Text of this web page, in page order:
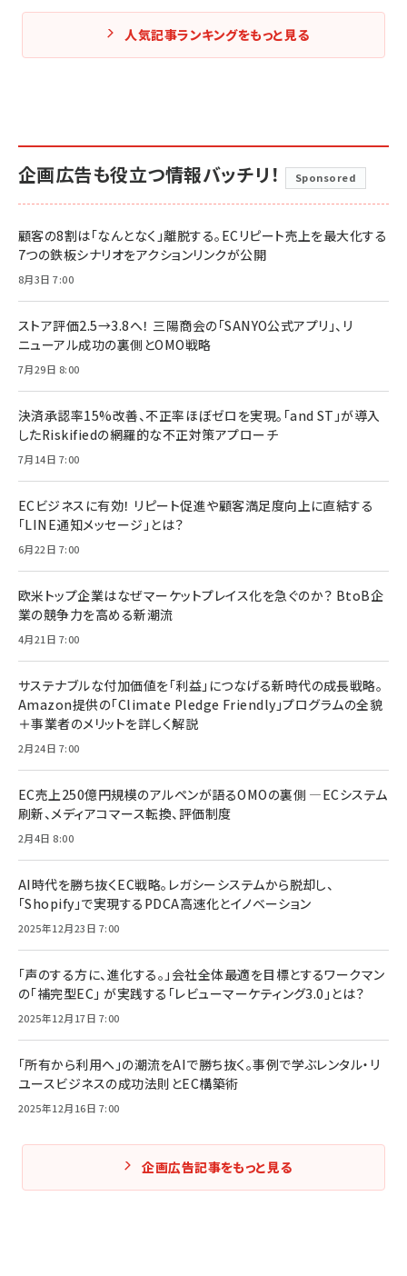
人気記事ランキングをもっと見る
企画広告も役立つ情報バッチリ！ Sponsored
顧客の8割は「なんとなく」離脱する。ECリピート売上を最大化する
7つの鉄板シナリオをアクションリンクが公開
8月3日 7:00
ストア評価2.5→3.8へ！ 三陽商会の「SANYO公式アプリ」、リ
ニューアル成功の裏側とOMO戦略
7月29日 8:00
決済承認率15%改善、不正率ほぼゼロを実現。「and ST」が導入
したRiskifiedの網羅的な不正対策アプローチ
7月14日 7:00
ECビジネスに有効！ リピート促進や顧客満足度向上に直結する
「LINE通知メッセージ」とは？
6月22日 7:00
欧米トップ企業はなぜマーケットプレイス化を急ぐのか？ BtoB企
業の競争力を高める新潮流
4月21日 7:00
サステナブルな付加価値を「利益」につなげる新時代の成長戦略。
Amazon提供の「Climate Pledge Friendly」プログラムの全貌
＋事業者のメリットを詳しく解説
2月24日 7:00
EC売上250億円規模のアルペンが語るOMOの裏側 ―ECシステム
刷新、メディアコマース転換、評価制度
2月4日 8:00
AI時代を勝ち抜くEC戦略。レガシーシステムから脱却し、
「Shopify」で実現するPDCA高速化とイノベーション
2025年12月23日 7:00
「声のする方に、進化する。」会社全体最適を目標とするワークマン
の「補完型EC」 が実践する「レビューマーケティング3.0」とは？
2025年12月17日 7:00
「所有から利用へ」の潮流をAIで勝ち抜く。事例で学ぶレンタル・リ
ユースビジネスの成功法則とEC構築術
2025年12月16日 7:00
企画広告記事をもっと見る